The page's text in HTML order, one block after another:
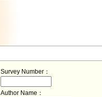
Survey Number：
Author Name：